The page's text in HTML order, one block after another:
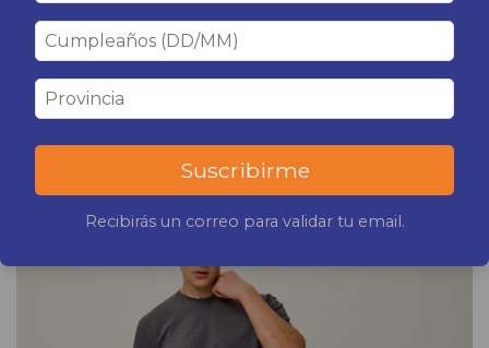
PIJAMAS
FILTRAR Y ORDENAR
Suscribirme
Recibirás un correo para validar tu email.